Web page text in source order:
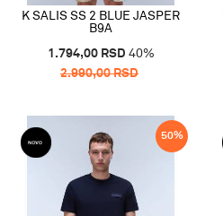
K SALIS SS 2 BLUE JASPER
B9A
1.794,00 RSD 40%
2.990,00RSD
50%